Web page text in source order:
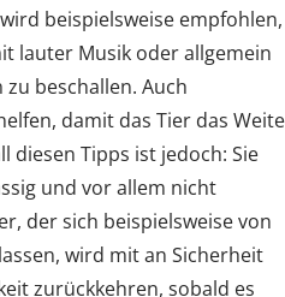
beispielsweise empfohlen,
lauter Musik oder allgemein
beschallen. Auch
damit das Tier das Weite
diesen Tipps ist jedoch: Sie
und vor allem nicht
der sich beispielsweise von
wird mit an Sicherheit
zurückkehren, sobald es